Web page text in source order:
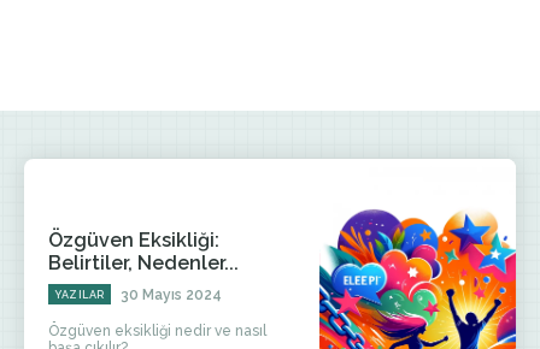
Özgüven Eksikliği:
Belirtiler, Nedenler...
YAZILAR 30 Mayıs 2024
Özgüven eksikliği nedir ve nasıl